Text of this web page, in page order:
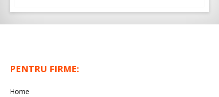
PENTRU FIRME:
Home